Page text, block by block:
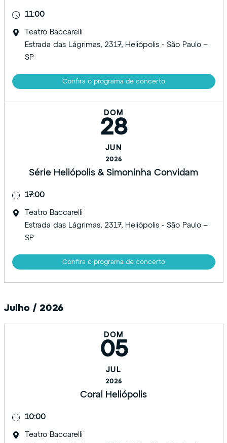
11:00
Teatro Baccarelli
Estrada das Lágrimas, 2317, Heliópolis - São Paulo –
SP
Confira o programa de concerto
DOM
28
JUN
2026
Série Heliópolis & Simoninha Convidam
17:00
Teatro Baccarelli
Estrada das Lágrimas, 2317, Heliópolis - São Paulo –
SP
Confira o programa de concerto
Julho / 2026
DOM
05
JUL
2026
Coral Heliópolis
10:00
Teatro Baccarelli